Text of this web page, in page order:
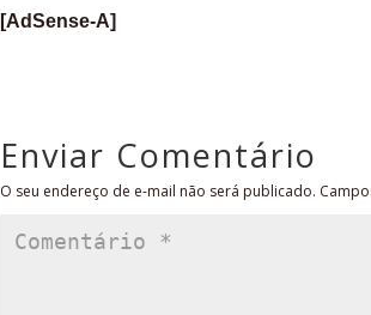
[AdSense-A]
Enviar Comentário
O seu endereço de e-mail não será publicado.